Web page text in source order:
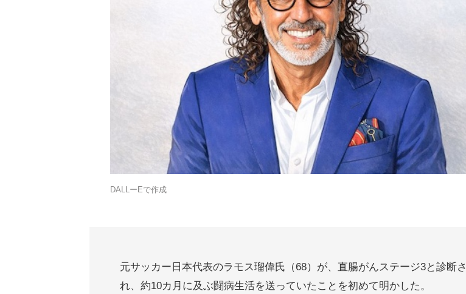
DALLーEで作成
元サッカー日本代表のラモス瑠偉氏（68）が、直腸がんステージ3と診断さ
れ、約10カ月に及ぶ闘病生活を送っていたことを初めて明かした。